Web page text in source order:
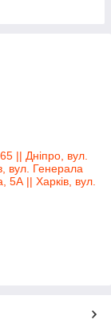
|| Дніпро, вул.
вул. Генерала
5А || Харків, вул.